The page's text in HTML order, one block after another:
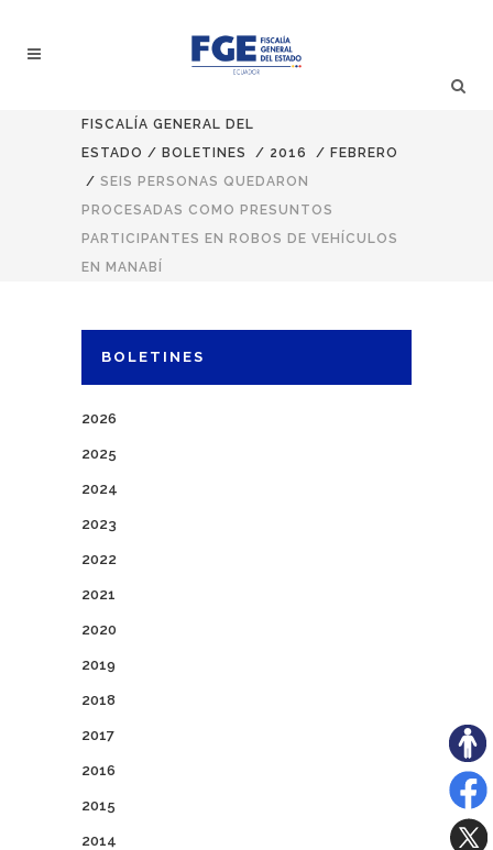
FISCALÍA GENERAL DEL
ESTADO / BOLETINES / 2016 / FEBRERO
/ SEIS PERSONAS QUEDARON
PROCESADAS COMO PRESUNTOS
PARTICIPANTES EN ROBOS DE VEHÍCULOS
EN MANABÍ
BOLETINES
2026
2025
2024
2023
2022
2021
2020
2019
2018
2017
2016
2015
2014